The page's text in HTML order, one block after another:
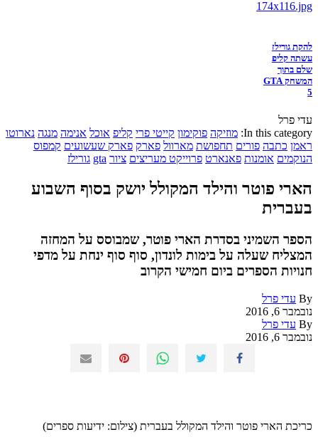
להקת גורילז
עשתה קליפ
שלם בתוך
המשחק GTA
5
עדי פרל
In this category: מוזיקה פוקימון קייטי פרי קליפ אוכל אנימה מנגה נארוטו
ראמן כתבה פורים תחפושת מארוול פארק פארק שעשועים קמפוס
הנוקמים אומנות פאנארט פרוייקט מעריצים ציור gta גורילז
הארי פוטר והילד המקולל יושק בסוף השבוע
בעברית
הספר השמיני בסדרת הארי פוטר, שמבוסס על המחזה
המצליח שעלה על בימות לונדון, סוף סוף ינחת על מדפי
חנויות הספרים ביום חמישי הקרוב
By עדי פרל
נובמבר 6, 2016
By עדי פרל
נובמבר 6, 2016
כריכת הארי פוטר והילד המקולל בעברית (צילום: ידיעות ספרים)